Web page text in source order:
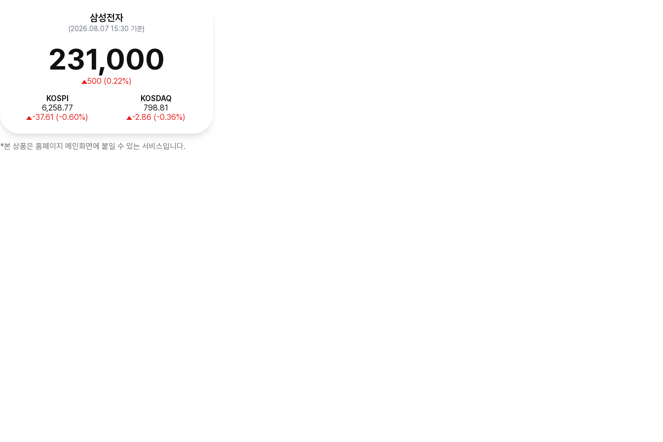
삼성전자
(2026.08.07 15:30 기준)
231,000
500 (0.22%)
KOSPI
6,258.77
-37.61 (-0.60%)
KOSDAQ
798.81
-2.86 (-0.36%)
*본 상품은 홈페이지 메인화면에 붙일 수 있는 서비스입니다.